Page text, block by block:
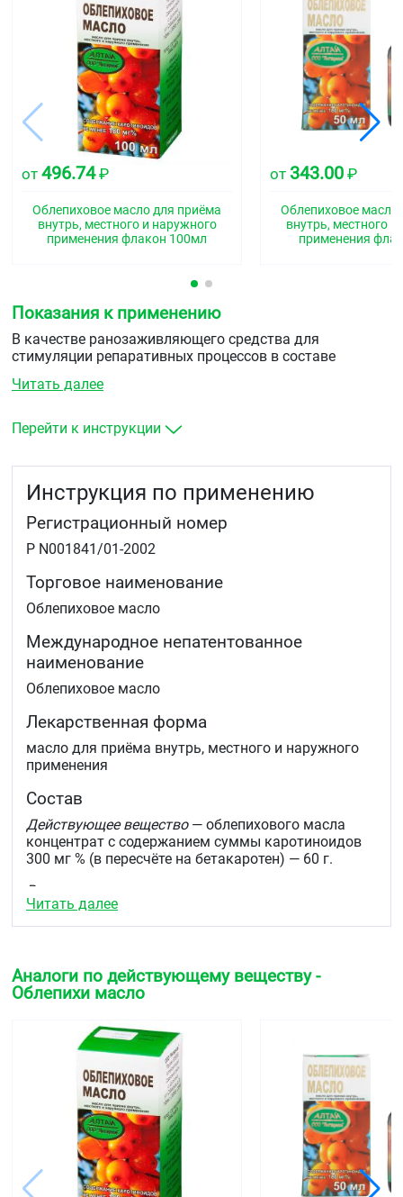
от 496.74₽
Облепиховое масло для приёма
внутрь, местного и наружного
применения флакон 100мл
от 343.00 ₽
Облепиховое масло
внутрь, местного
применения
Показания к применению
В качестве ранозаживляющего средства для
стимуляции репаративных процессов в составе
слизистых оболочек:
в гастроэнтерологии — при язвенной болезни
желудка и двенадцатиперстной кишки
в оториноларингологии — послеоперационные
в проктологии при наружном геморрое
при раневых повреждениях кожи, лучевых
поражениях, ожогах.
В качестве общеукрепляющего средства.
Читать далее
Перейти к инструкции
Инструкция по применению
Регистрационный номер
Р N001841/01-2002
Торговое наименование
Облепиховое масло
Международное непатентованное
наименование
Облепиховое масло
Лекарственная форма
масло для приёма внутрь, местного и наружного
применения
Состав
Действующее вещество— облепихового масла
концентрат с содержанием суммы каротиноидов
300 мг % (в пересчёте на бетакаротен) — 60 г.
Вспомогательное вещество
— 40 г.
Маслянистая жидкость оранжево-красного. цвета
с характерным запахом допускается
незначительный осадок, растворяющийся при
Фармакотерапевтическая группа
Репарации тканей стимулятор растительного
происхождения
Код АТХ
Фармакологические свойства
Читать далее
Аналоги по действующему веществу -
Облепихи масло